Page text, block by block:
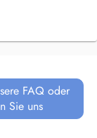
FAQ oder
Sie uns